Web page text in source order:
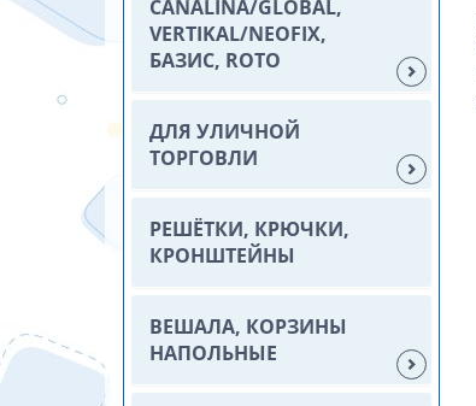
CANALINA/GLOBAL,
VERTIKAL/NEOFIX,
БАЗИС, ROTO
ДЛЯ УЛИЧНОЙ
ТОРГОВЛИ
РЕШЁТКИ, КРЮЧКИ,
КРОНШТЕЙНЫ
ВЕШАЛА, КОРЗИНЫ
НАПОЛЬНЫЕ